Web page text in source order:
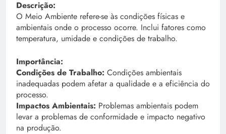
Descrição:
O Meio Ambiente refere-se às condições físicas e
ambientais onde o processo ocorre. Inclui fatores como
temperatura, umidade e condições de trabalho.
Importância:
Condições de Trabalho: Condições ambientais
inadequadas podem afetar a qualidade e a eficiência do
processo.
Impactos Ambientais: Problemas ambientais podem
levar a problemas de conformidade e impacto negativo
na produção.